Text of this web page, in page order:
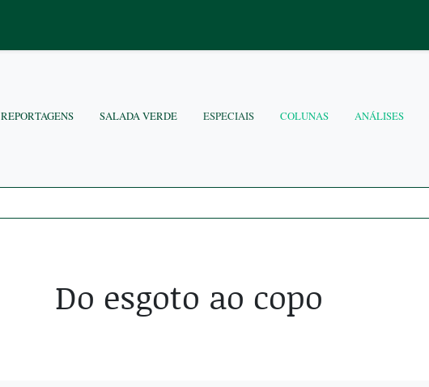
REPORTAGENS SALADA VERDE ESPECIAIS COLUNAS ANÁLISES
Do esgoto ao copo